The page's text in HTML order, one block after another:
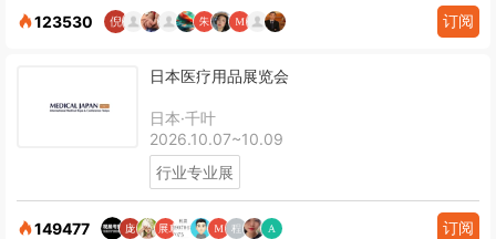
123530 订阅
日本医疗用品展览会
日本·千叶
2026.10.07~10.09
行业专业展
149477 订阅